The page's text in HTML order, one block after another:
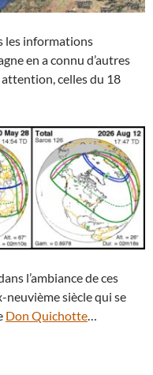
les informations
en a connu d’autres
celles du 18
l’ambiance de ces
neuvième siècle qui se
Don Quichotte
2026 : éclipses au pays de